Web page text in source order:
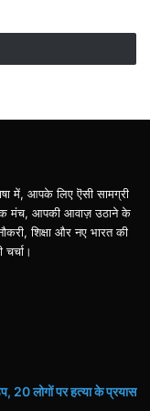
में, आपके लिए ऎसी सामग्री
मंच, आपकी आवाज़ उठाने के
शिक्षा और नए भारत की
20 लोगों पर हत्या के प्रयास